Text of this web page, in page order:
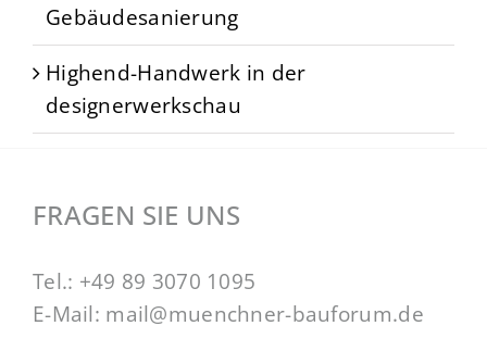
Gebäudesanierung
Highend-Handwerk in der
designerwerkschau
FRAGEN SIE UNS
Tel.: +49 89 3070 1095
E-Mail: mail@muenchner-bauforum.de